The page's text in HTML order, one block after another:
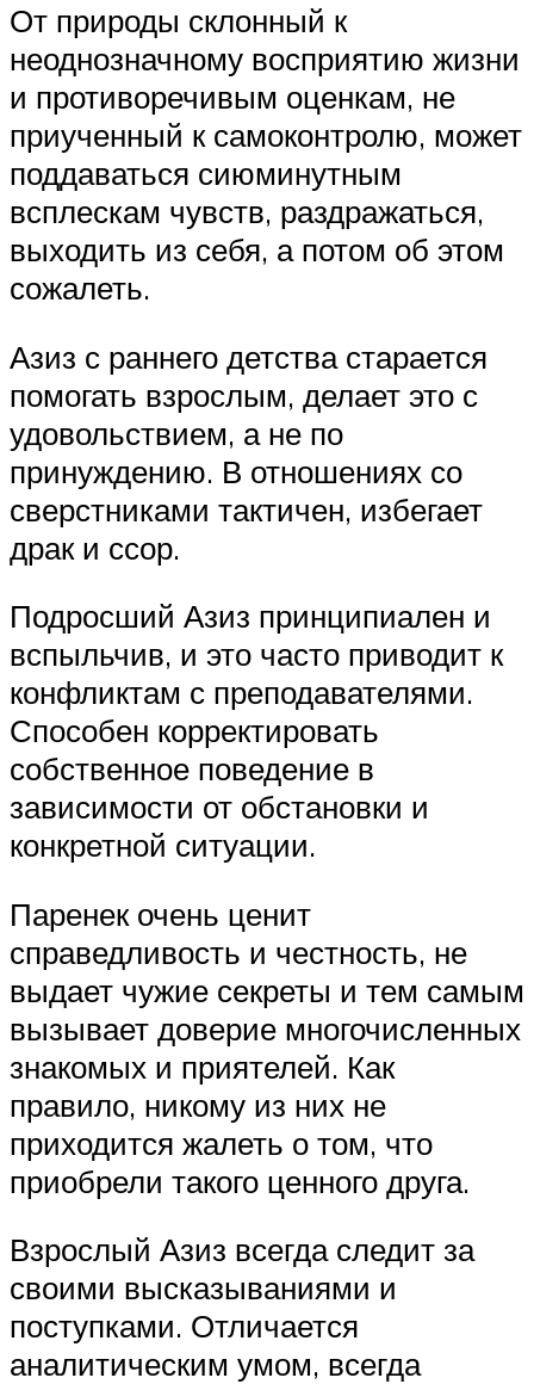
От природы склонный к
неоднозначному восприятию жизни
и противоречивым оценкам, не
приученный к самоконтролю, может
поддаваться сиюминутным
всплескам чувств, раздражаться,
выходить из себя, а потом об этом
сожалеть.
Азиз с раннего детства старается
помогать взрослым, делает это с
удовольствием, а не по
принуждению. В отношениях со
сверстниками тактичен, избегает
драк и ссор.
Подросший Азиз принципиален и
вспыльчив, и это часто приводит к
конфликтам с преподавателями.
Способен корректировать
собственное поведение в
зависимости от обстановки и
конкретной ситуации.
Паренек очень ценит
справедливость и честность, не
выдает чужие секреты и тем самым
вызывает доверие многочисленных
знакомых и приятелей. Как
правило, никому из них не
приходится жалеть о том, что
приобрели такого ценного друга.
Взрослый Азиз всегда следит за
своими высказываниями и
поступками. Отличается
аналитическим умом, всегда